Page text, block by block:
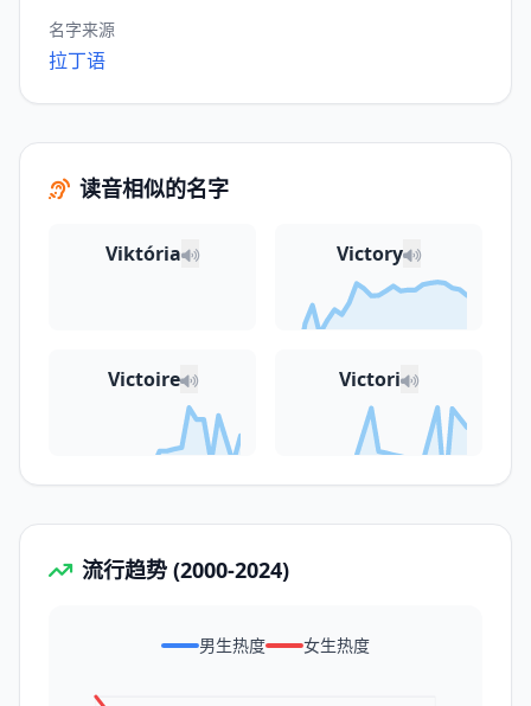
名字来源
拉丁语
读音相似的名字
Viktória Victory
Victoire Victori
流行趋势 (2000-2024)
男生热度 女生热度